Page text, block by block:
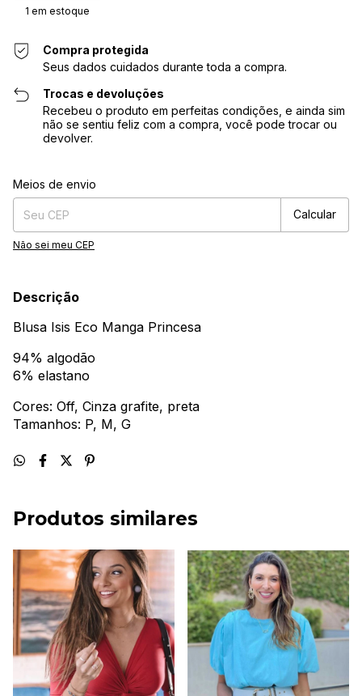
1 em estoque
Compra protegida
Seus dados cuidados durante toda a compra.
Trocas e devoluções
Recebeu o produto em perfeitas condições, e ainda sim
não se sentiu feliz com a compra, você pode trocar ou
devolver.
Entregas para o CEP:
Meios de envio
Calcular
Não sei meu CEP
Descrição
Blusa Isis Eco Manga Princesa
94% algodão
6% elastano
Cores: Off, Cinza grafite, preta
Tamanhos: P, M, G
Produtos similares